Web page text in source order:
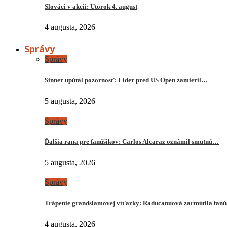
Slováci v akcii: Utorok 4. august
4 augusta, 2026
Správy
Správy
Sinner upútal pozornosť: Líder pred US Open zamieril…
5 augusta, 2026
Správy
Ďalšia rana pre fanúšikov: Carlos Alcaraz oznámil smutnú…
5 augusta, 2026
Správy
Trápenie grandslamovej víťazky: Raducanuová zarmútila
4 augusta, 2026